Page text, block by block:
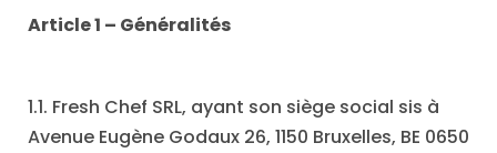
Article 1 – Généralités
1.1. Fresh Chef SRL, ayant son siège social sis à
Avenue Eugène Godaux 26, 1150 Bruxelles, BE 0650